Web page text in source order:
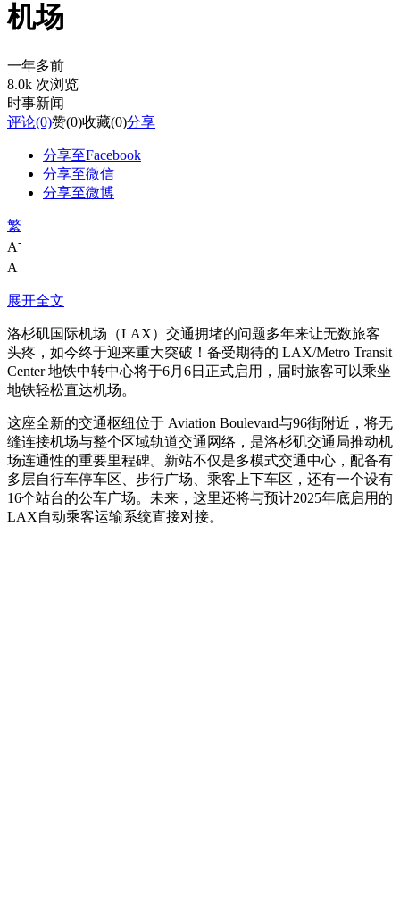
机场
一年多前
8.0k 次浏览
时事新闻
评论(0)赞(0)收藏(0)分享
分享至Facebook
分享至微信
分享至微博
繁
A-
A+
展开全文
洛杉矶国际机场（LAX）交通拥堵的问题多年来让无数旅客
头疼，如今终于迎来重大突破！备受期待的 LAX/Metro Transit
Center 地铁中转中心将于6月6日正式启用，届时旅客可以乘坐
地铁轻松直达机场。
这座全新的交通枢纽位于 Aviation Boulevard与96街附近，将无
缝连接机场与整个区域轨道交通网络，是洛杉矶交通局推动机
场连通性的重要里程碑。新站不仅是多模式交通中心，配备有
多层自行车停车区、步行广场、乘客上下车区，还有一个设有
16个站台的公车广场。未来，这里还将与预计2025年底启用的
LAX自动乘客运输系统直接对接。